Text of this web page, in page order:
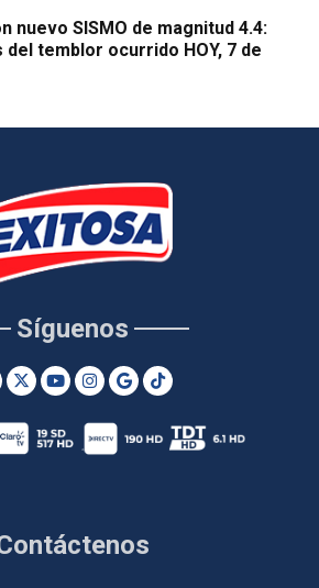
nuevo SISMO de magnitud 4.4:
temblor ocurrido HOY, 7 de
Síguenos